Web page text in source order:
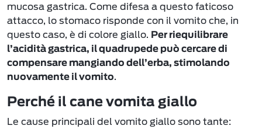
mucosa gastrica. Come difesa a questo faticoso
attacco, lo stomaco risponde con il vomito che, in
questo caso, è di colore giallo. Per riequilibrare
l’acidità gastrica, il quadrupede può cercare di
compensare mangiando dell’erba, stimolando
nuovamente il vomito.
Perché il cane vomita giallo
Le cause principali del vomito giallo sono tante: